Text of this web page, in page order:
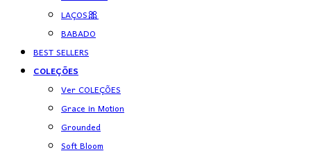
LAÇOS🎀
BABADO
BEST SELLERS
COLEÇÕES
Ver COLEÇÕES
Grace in Motion
Grounded
Soft Bloom